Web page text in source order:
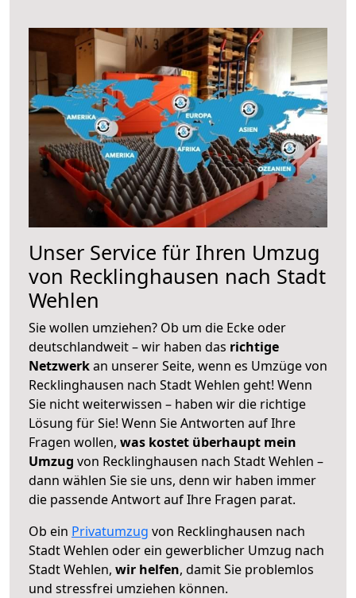
Unser Service für Ihren Umzug
von Recklinghausen nach Stadt
Wehlen
Sie wollen umziehen? Ob um die Ecke oder
deutschlandweit – wir haben das richtige
Netzwerkan unserer Seite, wenn es Umzüge von
Recklinghausen nach Stadt Wehlen geht! Wenn
Sie nicht weiterwissen – haben wir die richtige
Lösung für Sie! Wenn Sie Antworten auf Ihre
Fragen wollen, was kostet überhaupt mein
Umzug von Recklinghausen nach Stadt Wehlen –
dann wählen Sie sie uns, denn wir haben immer
die passende Antwort auf Ihre Fragen parat.
Ob ein Privatumzug von Recklinghausen nach
Stadt Wehlen oder ein gewerblicher Umzug nach
Stadt Wehlen, wir helfen, damit Sie problemlos
und stressfrei umziehen können.